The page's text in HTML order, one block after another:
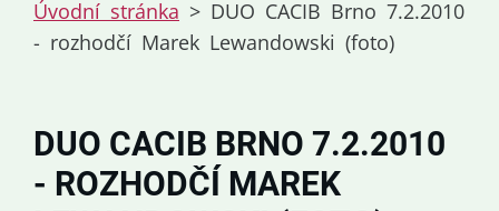
Úvodní stránka > DUO CACIB Brno 7.2.2010
- rozhodčí Marek Lewandowski (foto)
DUO CACIB BRNO 7.2.2010
- ROZHODČÍ MAREK